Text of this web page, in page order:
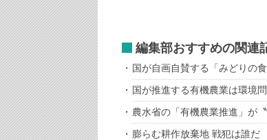
編集部おすすめの関連
国が自画自賛する「みどりの
国が推進する有機農業は環境
農水省の「有機農業推進」が
膨らむ耕作放棄地 戦犯は誰だ